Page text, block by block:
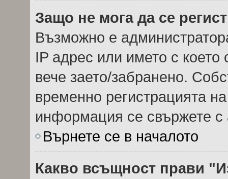
Защо не мога да се
Възможно е
IP адрес или името с което
вече заето/забранено.
временно регистрацията
информация се свържете с
Върнете се в началото
Какво всъщност прави